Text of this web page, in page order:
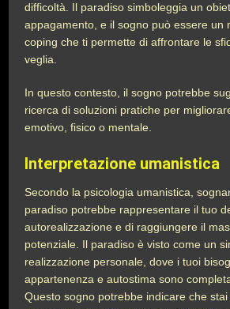
difficoltà. Il paradiso simboleggia un
appagamento, e il sogno può essere un
coping che ti permette di affrontare le
veglia.
In questo contesto, il sogno potrebbe
ricerca di soluzioni pratiche per
emotivo, fisico o mentale.
Interpretazione umanistica
Secondo la psicologia umanistica,
paradiso potrebbe rappresentare il tuo
autorealizzazione e di raggiungere il
potenziale. Il paradiso è visto come un
realizzazione personale, dove i tuoi
appartenenza e autostima sono
Questo sogno potrebbe indicare che